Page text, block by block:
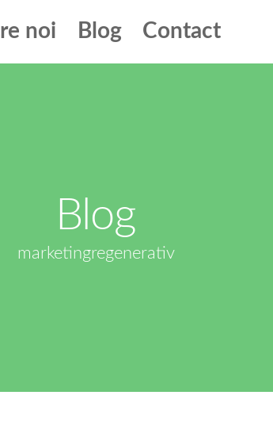
noi Blog Contact
Blog
marketingregenerativ